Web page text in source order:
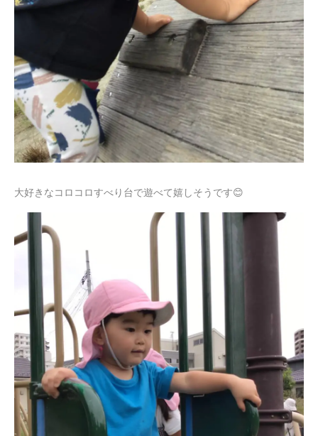
大好きなコロコロすべり台で遊べて嬉しそうです😊